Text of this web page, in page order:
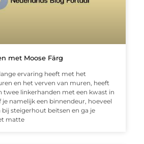
met Moose Färg
ervaring heeft met het
en het verven van muren, heeft
twee linkerhanden met een kwast in
je namelijk een binnendeur, hoeveel
bij steigerhout beitsen en ga je
matte